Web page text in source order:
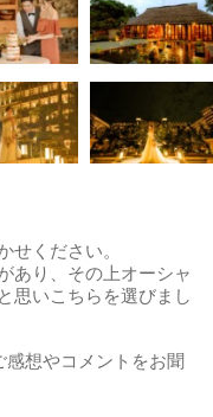
ください。
あり、その上オーシャ
思いこちらを選びまし
想やコメントをお聞